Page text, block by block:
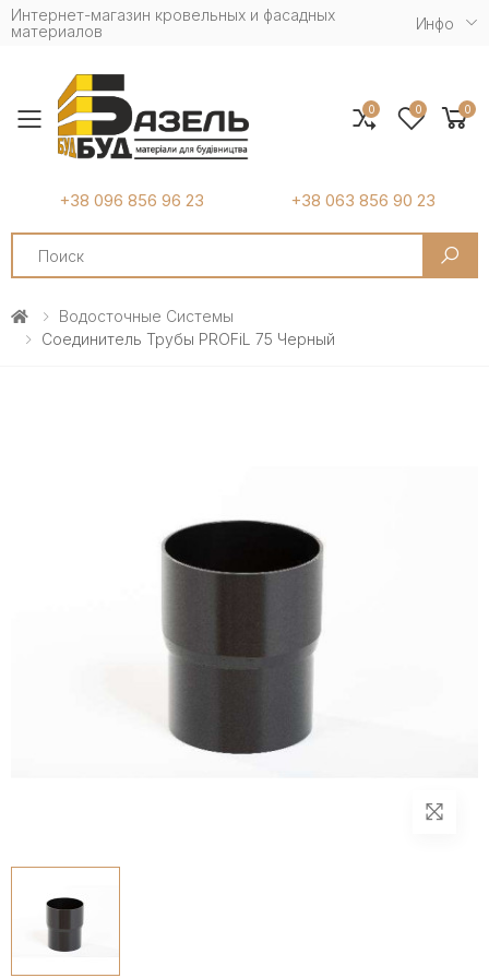
Интернет-магазин кровельных и фасадных
материалов
Инфо
Toggle mobile menu
+38 096 856 96 23 +38 063 856 90 23
Search
0 0 0
Водосточные Системы
Соединитель Трубы PROFiL 75 Черный